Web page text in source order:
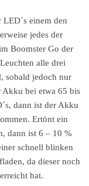
einem den
jedes der
Boomster Go der
alle drei
sobald jedoch nur
Akku bei etwa 65 bis
dann ist der Akku
Ertönt ein
dann ist 6 – 10 %
schnell blinken
da dieser noch
hat.